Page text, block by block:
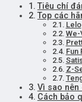
Tiêu chí
Top các
Lelo
We-
Fun
Z-
Vì sao nên
Cách bảo